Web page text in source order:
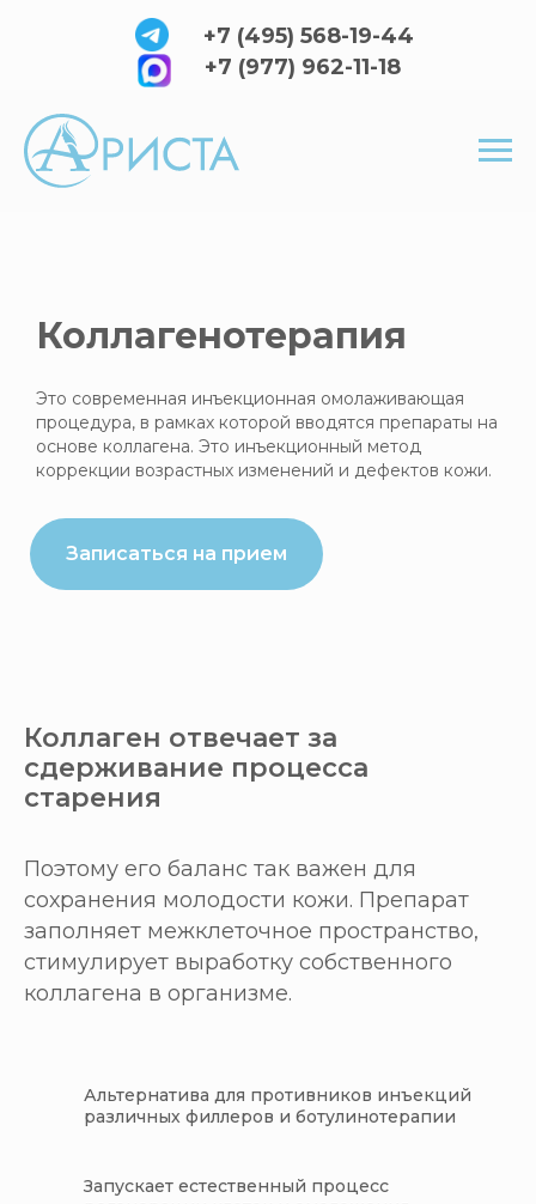
+7 (977) 962-11-18
+7 (495) 568-19-44
Коллагенотерапия
Это современная инъекционная омолаживающая
процедура, в рамках которой вводятся препараты на
основе коллагена. Это инъекционный метод
коррекции возрастных изменений и дефектов кожи.
Записаться на прием
Коллаген отвечает за
сдерживание процесса
старения
Поэтому его баланс так важен для
сохранения молодости кожи. Препарат
заполняет межклеточное пространство,
стимулирует выработку собственного
коллагена в организме.
Альтернатива для противников инъекций
различных филлеров и ботулинотерапии
Запускает естественный процесс